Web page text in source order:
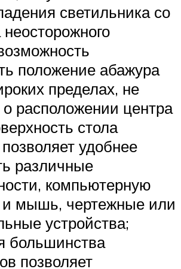
светильника со
положение абажура
пределах, не
о расположении центра
стола
удобнее
различные
компьютерную
и мышь, чертежные или
устройства;
большинства
позволяет